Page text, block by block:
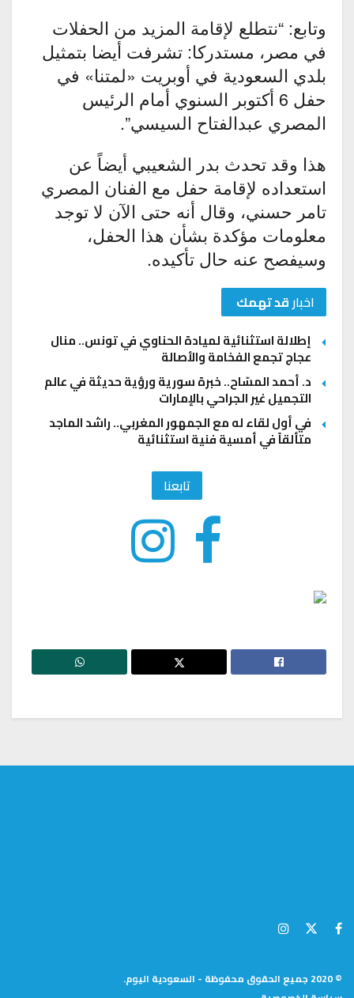
وتابع: “نتطلع لإقامة المزيد من الحفلات
في مصر، مستدركا: تشرفت أيضا بتمثيل
بلدي السعودية في أوبريت «لمتنا» في
حفل 6 أكتوبر السنوي أمام الرئيس
المصري عبدالفتاح السيسي”.
هذا وقد تحدث بدر الشعيبي أيضاً عن
استعداده لإقامة حفل مع الفنان المصري
تامر حسني، وقال أنه حتى الآن لا توجد
معلومات مؤكدة بشأن هذا الحفل،
وسيفصح عنه حال تأكيده.
اخبارقد تهمك
إطلالة استثنائية لميادة الحناوي في تونس.. منال
عجاج تجمع الفخامة والأصالة
د. أحمد المسّاح.. خبرة سورية ورؤية حديثة في عالم
التجميل غير الجراحي بالإمارات
في أول لقاء له مع الجمهور المغربي.. راشد الماجد
متألقاً في أمسية فنية استثنائية
تابعنا
© 2020 جميع الحقوق محفوظة - السعودية اليوم.